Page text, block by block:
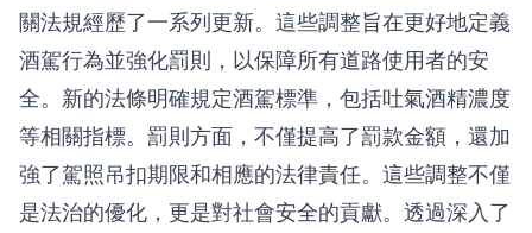
關法規經歷了一系列更新。這些調整旨在更好地定義
酒駕行為並強化罰則，以保障所有道路使用者的安
全。新的法條明確規定酒駕標準，包括吐氣酒精濃度
等相關指標。罰則方面，不僅提高了罰款金額，還加
強了駕照吊扣期限和相應的法律責任。這些調整不僅
是法治的優化，更是對社會安全的貢獻。透過深入了